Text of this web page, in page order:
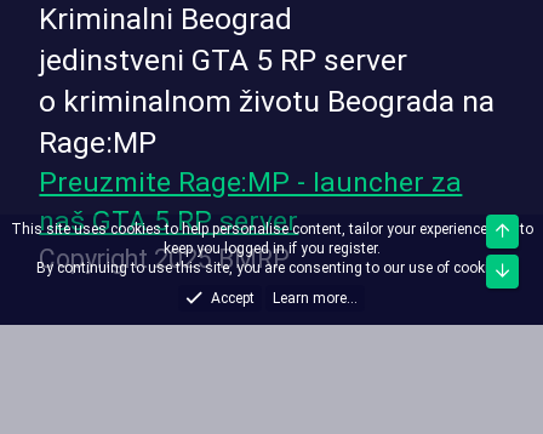
Kriminalni Beograd
jedinstveni GTA 5 RP server
o kriminalnom životu Beograda na
Rage:MP
Preuzmite Rage:MP - launcher za
naš GTA 5 RP server
Copyright 2025 BMRP
This site uses cookies to help personalise content, tailor your experience and to
keep you logged in if you register.
By continuing to use this site, you are consenting to our use of cookies.
Accept
Learn more...
Top